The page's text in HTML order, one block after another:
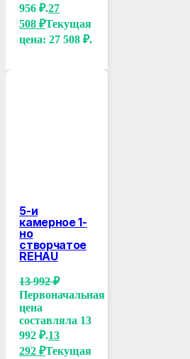
956 ₽.27
508₽Текущая
цена: 27 508 ₽.
5-и
камерное 1-
но
створчатое
REHAU
13 992₽
Первоначальная
цена
составляла 13
992 ₽.13
292₽Текущая